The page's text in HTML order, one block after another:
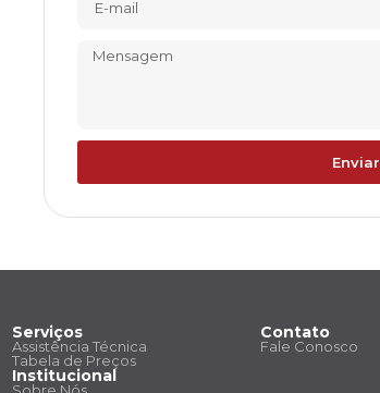
Serviços
Assistência Técnica
Tabela de Preços
Institucional
Contato
Fale Conosco